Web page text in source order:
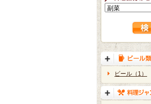
ビール（1）